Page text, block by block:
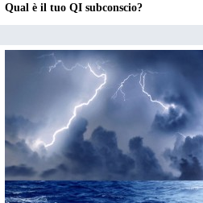
Qual è il tuo QI subconscio?